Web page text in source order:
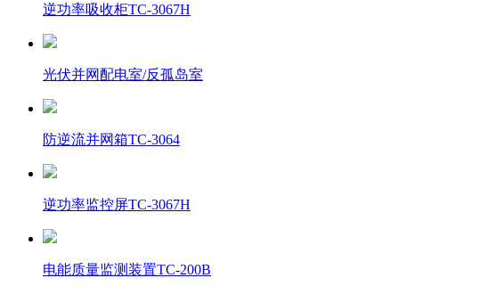
逆功率吸收柜TC-3067H
光伏并网配电室/反孤岛室
防逆流并网箱TC-3064
逆功率监控屏TC-3067H
电能质量监测装置TC-200B